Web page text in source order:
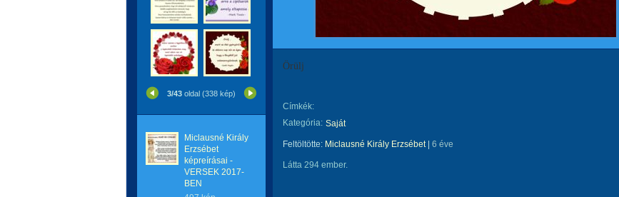
3/43 oldal (338 kép)
Miclausné Király
Erzsébet
képreírásai -
VERSEK 2017-
BEN
Örülj
Címkék:
Kategória: Saját
Feltöltötte: Miclausné Király Erzsébet| 6 éve
Látta 294 ember.